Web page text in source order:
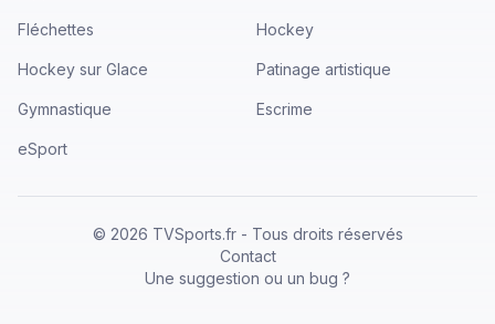
Fléchettes Hockey
Hockey sur Glace Patinage artistique
Gymnastique Escrime
eSport
© 2026 TVSports.fr - Tous droits réservés
Contact
Une suggestion ou un bug ?